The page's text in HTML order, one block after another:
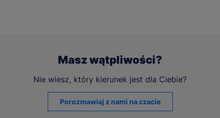
Masz wątpliwości?
Nie wiesz, który kierunek jest dla Ciebie?
Porozmawiaj z nami na czacie